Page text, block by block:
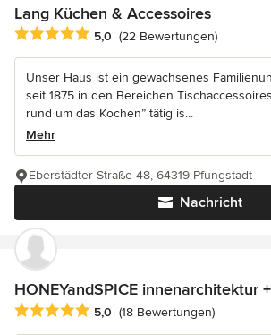
Lang Küchen & Accessoires
Durchschnittliche Bewertung: 5 von 5
5,0 (22 Bewertungen)
Unser Haus ist ein gewachsenes
seit 1875 in den Bereichen
rund um das Kochen” tätig is...
Mehr
Nachricht
Eberstädter Straße 48, 64319 Pfungstadt
HONEYandSPICE innenarchitektur
Durchschnittliche Bewertung: 5 von 5
5,0 (18 Bewertungen)